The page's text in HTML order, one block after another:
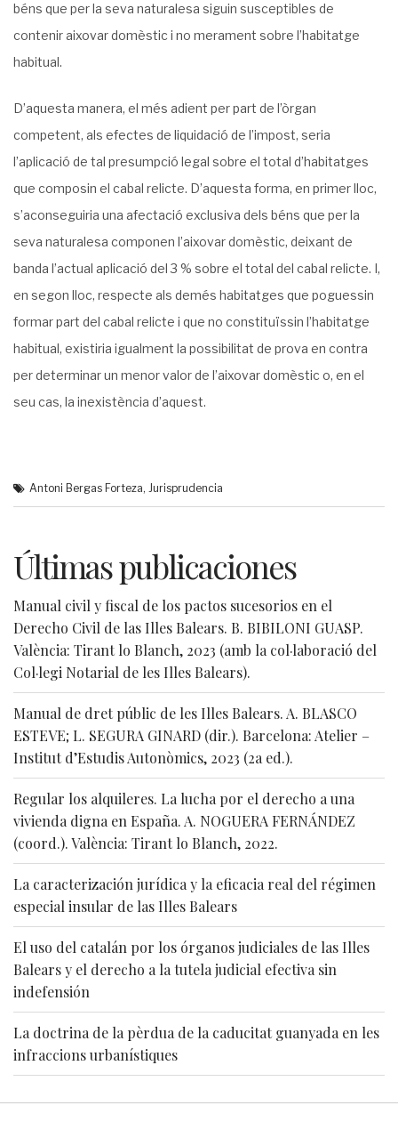
béns que per la seva naturalesa siguin susceptibles de
contenir aixovar domèstic i no merament sobre l’habitatge
habitual.
D’aquesta manera, el més adient per part de l’òrgan
competent, als efectes de liquidació de l’impost, seria
l’aplicació de tal presumpció legal sobre el total d’habitatges
que composin el cabal relicte. D’aquesta forma, en primer lloc,
s’aconseguiria una afectació exclusiva dels béns que per la
seva naturalesa componen l’aixovar domèstic, deixant de
banda l’actual aplicació del 3 % sobre el total del cabal relicte. I,
en segon lloc, respecte als demés habitatges que poguessin
formar part del cabal relicte i que no constituïssin l’habitatge
habitual, existiria igualment la possibilitat de prova en contra
per determinar un menor valor de l’aixovar domèstic o, en el
seu cas, la inexistència d’aquest.
Antoni Bergas Forteza, Jurisprudencia
Últimas publicaciones
Manual civil y fiscal de los pactos sucesorios en el
Derecho Civil de las Illes Balears. B. BIBILONI GUASP.
València: Tirant lo Blanch, 2023 (amb la col·laboració del
Col·legi Notarial de les Illes Balears).
Manual de dret públic de les Illes Balears. A. BLASCO
ESTEVE; L. SEGURA GINARD (dir.). Barcelona: Atelier –
Institut d’Estudis Autonòmics, 2023 (2a ed.).
Regular los alquileres. La lucha por el derecho a una
vivienda digna en España. A. NOGUERA FERNÁNDEZ
(coord.). València: Tirant lo Blanch, 2022.
La caracterización jurídica y la eficacia real del régimen
especial insular de las Illes Balears
El uso del catalán por los órganos judiciales de las Illes
Balears y el derecho a la tutela judicial efectiva sin
indefensión
La doctrina de la pèrdua de la caducitat guanyada en les
infraccions urbanístiques